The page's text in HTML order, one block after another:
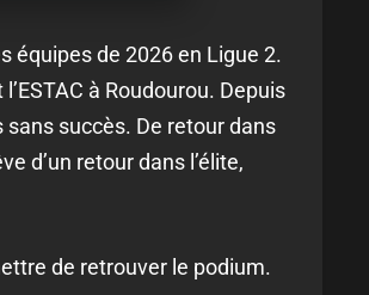
équipes de 2026 en Ligue 2.
à Roudourou. Depuis
succès. De retour dans
d’un retour dans l’élite,
de retrouver le podium.